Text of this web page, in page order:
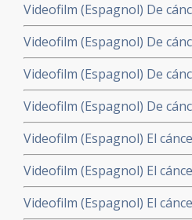
Videofilm (Espagnol) De
completa de un cáncer de
mediante terapia celular
Videofilm (Espagnol) De
años un cáncer de pecho
y con hipertermia y terapia
Videofilm (Espagnol) De
parte hormonodependiente
combinacion con
Videofilm (Espagnol) De
cáncer de pecho no
IV) con terapia celular
Videofilm (Espagnol) El
superviviente de
dendritica en combinacion
Videofilm (Espagnol) El
Superviviente de un tumor
Multiforme - grado IV). R.
Videofilm (Espagnol) El